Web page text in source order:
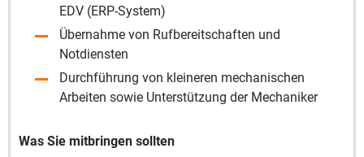
EDV (ERP-System)
Übernahme von Rufbereitschaften und
Notdiensten
Durchführung von kleineren mechanischen
Arbeiten sowie Unterstützung der Mechaniker
Was Sie mitbringen sollten